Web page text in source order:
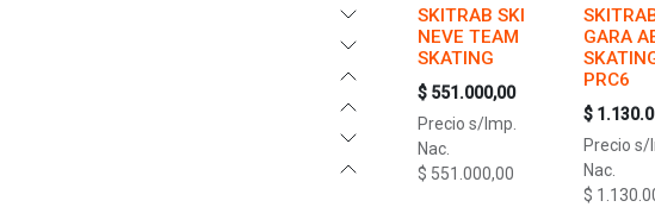
SKITRAB SKI
NEVE TEAM
SKATING
$ 551.000,00
Precio s/Imp.
Nac.
$ 551.000,00
GARA
PRC6
$
Precio s/
Nac.
$